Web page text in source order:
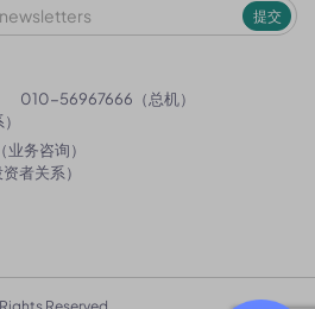
提交
010-56967666（总机）
（业务咨询）
资者关系）